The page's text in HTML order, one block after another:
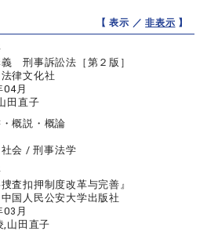
【 表示 ／非表示 】
刑事訴訟法［第２版］
法律文化社
04月
田直子
概説・概論
社会 / 刑事法学
捜査扣押制度改革与完善』
中国人民公安大学出版社
03月
,山田直子